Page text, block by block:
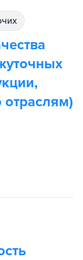
отраслям)